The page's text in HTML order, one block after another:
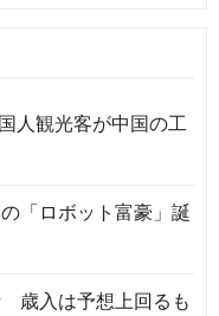
人観光客が中国の工
「ロボット富豪」誕
歳入は予想上回るも